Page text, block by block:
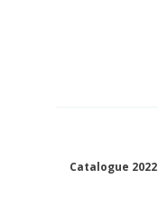
Catalogue 2022